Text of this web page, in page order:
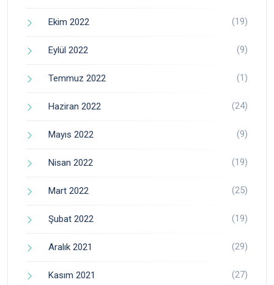
Ekim 2022 (19)
Eylül 2022 (9)
Temmuz 2022 (1)
Haziran 2022 (24)
Mayıs 2022 (9)
Nisan 2022 (19)
Mart 2022 (25)
Şubat 2022 (19)
Aralık 2021 (29)
Kasım 2021 (27)